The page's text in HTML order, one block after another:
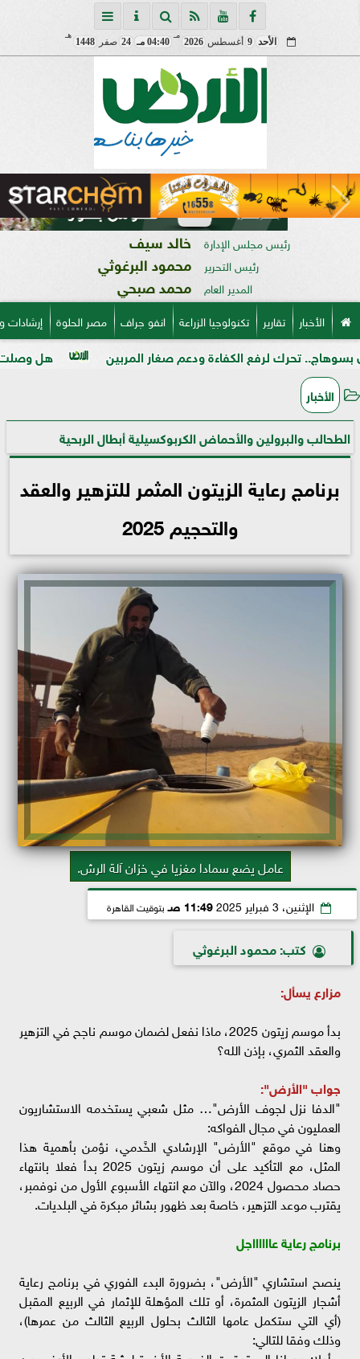
الأحد 9 أغسطس2026
مـ
04:40 مـ 24 صفر1448
هـ
رئيس مجلس الإدارة خالد سيف
رئيس التحرير محمود البرغوثي
المدير العام محمد صبحي
الأخبار تقارير تكنولوجيا الزراعة انفو جراف مصر الحلوة
هل وصلت حصتك؟ خريطة لرفع الكفاءة ودعم صغار المربين
الأخبار
الطحالب والبرولين والأحماض الكربوكسيلية أبطال الربحية
برنامج رعاية الزيتون المثمر للتزهير والعقد
والتحجيم 2025
عامل يضع سمادا مغزيا في خزان آلة الرش.
الإثنين، 3 فبراير 2025 11:49 صـ بتوقيت القاهرة
كتب: محمود البرغوثي
مزارع يسأل:
بدأ موسم زيتون 2025، ماذا نفعل لضمان موسم ناجح في التزهير
والعقد الثمري، بإذن الله؟
جواب "الأرض":
"الدفا نزل لجوف الأرض"… مثل شعبي يستخدمه الاستشاريون
العمليون في مجال الفواكه:
وهنا في موقع "الأرض" الإرشادي الخًدمي، نؤمن بأهمية هذا
المثل، مع التأكيد على أن موسم زيتون 2025 بدأ فعلا بانتهاء
حصاد محصول 2024، والآن مع انتهاء الأسبوع الأول من نوفمبر،
يقترب موعد التزهير، خاصة بعد ظهور بشائر مبكرة في البلديات.
برنامج رعاية عااااااجل
ينصح استشاري "الأرض"، بضرورة البدء الفوري في برنامج رعاية
أشجار الزيتون المثمرة، أو تلك المؤهلة للإثمار في الربيع المقبل
(أي التي ستكمل عامها الثالث بحلول الربيع الثالث من عمرها)،
وذلك وفقا للتالي: